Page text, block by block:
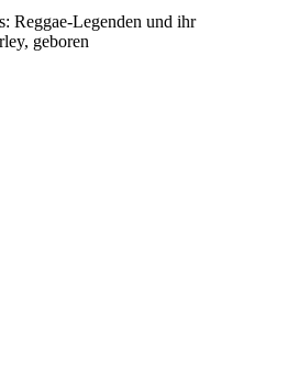
Reggae-Legenden und ihr
geboren